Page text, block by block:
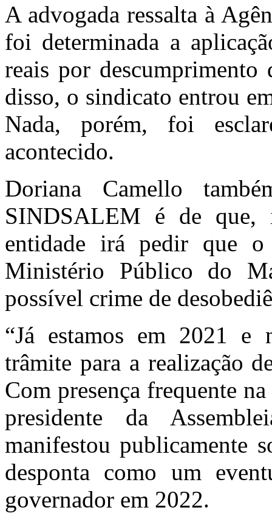
A advogada ressalta à
foi determinada a
reais por
disso, o sindicato entrou
Nada, porém, foi
acontecido.
Doriana Camello
SINDSALEM é de que,
entidade irá pedir que o
Ministério Público do
possível crime de
“Já estamos em 2021 e
trâmite para a realização
Com presença frequente
presidente da
manifestou publicamente
desponta como um
governador em 2022.